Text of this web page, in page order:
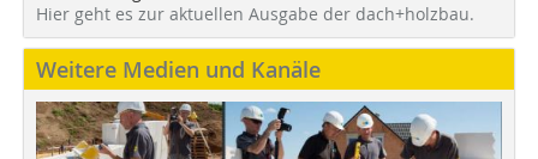
Hier geht es zur aktuellen Ausgabe der dach+holzbau.
Weitere Medien und Kanäle